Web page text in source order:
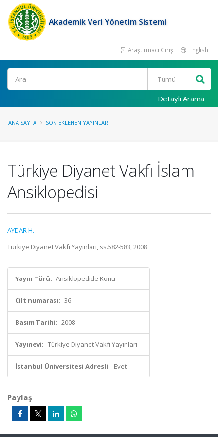
Akademik Veri Yönetim Sistemi
Araştırmacı Girişi English
Ara
Detaylı Arama
ANA SAYFA SON EKLENEN YAYINLAR
Türkiye Diyanet Vakfı İslam
Ansiklopedisi
AYDAR H.
Türkiye Diyanet Vakfı Yayınları, ss.582-583, 2008
Yayın Türü: Ansiklopedide Konu
Cilt numarası: 36
Basım Tarihi: 2008
Yayınevi: Türkiye Diyanet Vakfı Yayınları
İstanbul Üniversitesi Adresli: Evet
Paylaş